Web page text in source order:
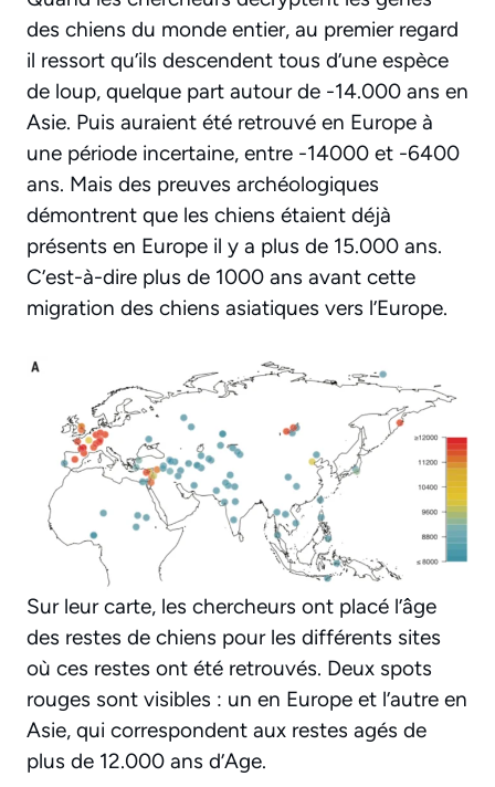
des chiens du monde entier, au premier regard
il ressort qu’ils descendent tous d’une espèce
de loup, quelque part autour de -14.000 ans en
Asie. Puis auraient été retrouvé en Europe à
une période incertaine, entre -14000 et -6400
ans. Mais des preuves archéologiques
démontrent que les chiens étaient déjà
présents en Europe il y a plus de 15.000 ans.
C’est-à-dire plus de 1000 ans avant cette
migration des chiens asiatiques vers l’Europe.
Sur leur carte, les chercheurs ont placé l’âge
des restes de chiens pour les différents sites
où ces restes ont été retrouvés. Deux spots
rouges sont visibles : un en Europe et l’autre en
Asie, qui correspondent aux restes agés de
plus de 12.000 ans d’Age.